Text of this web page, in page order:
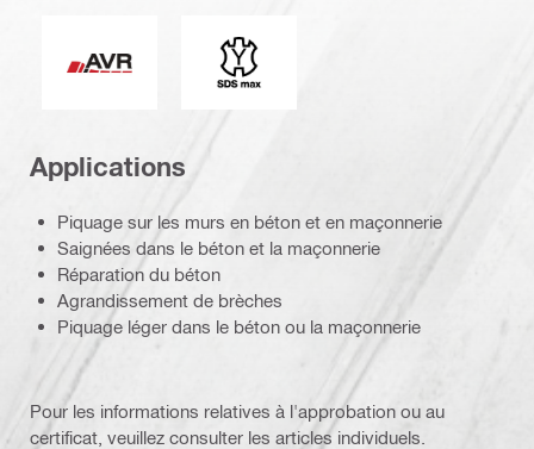
Réduction active des vibrations
Extrémité de connexion
Applications
Piquage sur les murs en béton et en maçonnerie
Saignées dans le béton et la maçonnerie
Réparation du béton
Agrandissement de brèches
Piquage léger dans le béton ou la maçonnerie
Pour les informations relatives à l'approbation ou au
certificat, veuillez consulter les articles individuels.